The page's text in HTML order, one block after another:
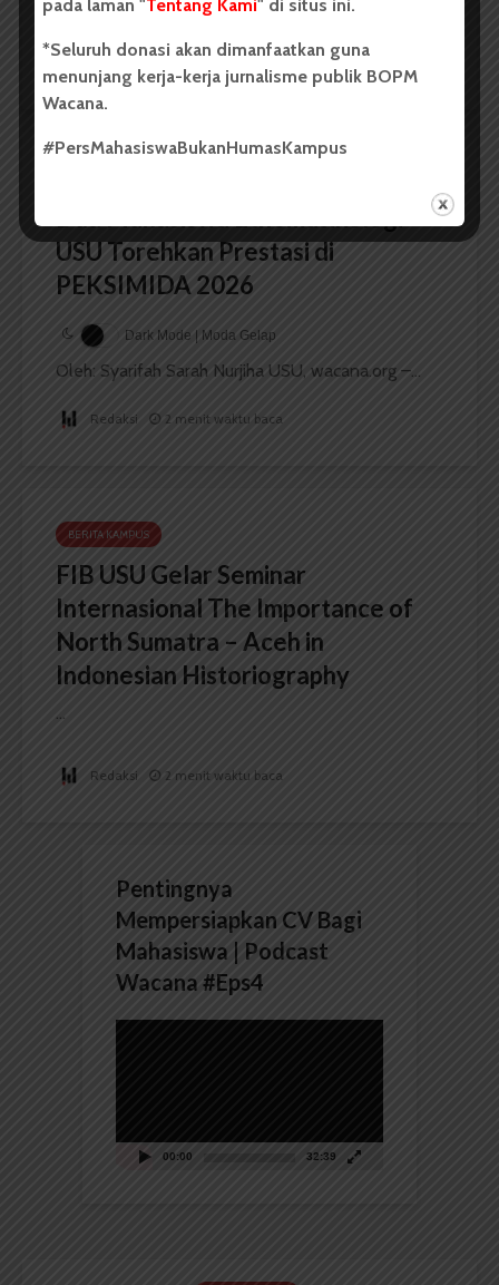
Oleh: Iyusarah Pakpahan USU, wacana.org – Dua...
USU Torehkan Prestasi di
PEKSIMIDA 2026
Dark Mode | Moda Gelap
Oleh: Syarifah Sarah Nurjiha USU, wacana.org –...
Redaksi 2 menit waktu baca
BERITA KAMPUS
FIB USU Gelar Seminar
Internasional The Importance of
North Sumatra – Aceh in
Indonesian Historiography
...
Redaksi 2 menit waktu baca
Pentingnya
Mempersiapkan CV Bagi
Mahasiswa | Podcast
Wacana #Eps4
00:00 32:39
pada laman "Tentang Kami" di situs ini.
*Seluruh donasi akan dimanfaatkan guna
menunjang kerja-kerja jurnalisme publik BOPM
Wacana.
#PersMahasiswaBukanHumasKampus